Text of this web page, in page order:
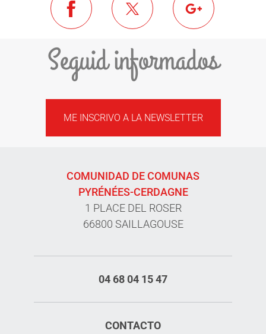
Seguid informados
ME INSCRIVO A LA NEWSLETTER
COMUNIDAD DE COMUNAS
PYRÉNÉES-CERDAGNE
1 PLACE DEL ROSER
66800 SAILLAGOUSE
04 68 04 15 47
CONTACTO